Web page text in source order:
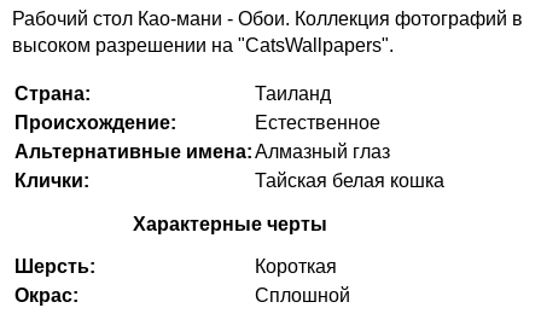
Рабочий стол Као-мани - Обои. Коллекция фотографий в
высоком разрешении на "CatsWallpapers".
Страна:
Таиланд
Происхождение:
Естественное
Альтернативные имена:Алмазный глаз
Клички:
Тайская белая кошка
Характерные черты
Шерсть:
Короткая
Окрас:
Сплошной